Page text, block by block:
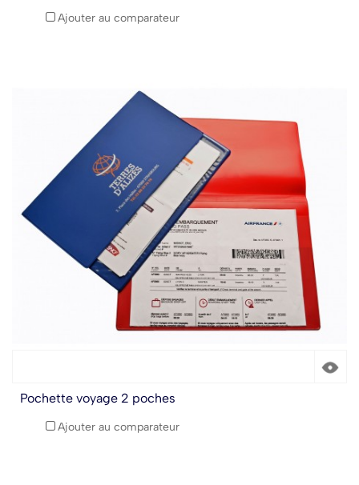
Ajouter au comparateur
Pochette voyage 2 poches
Ajouter au comparateur